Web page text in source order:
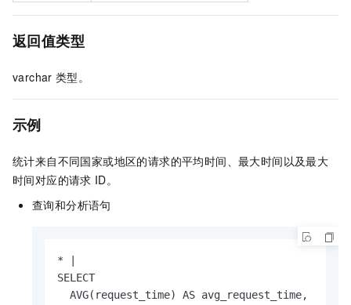
返回值类型
varchar 类型。
示例
统计来自不同国家或地区的请求的平均时间、最大时间以及最大
时间对应的请求 ID。
查询和分析语句
* |
SELECT
  AVG(request_time) AS avg_request_time,